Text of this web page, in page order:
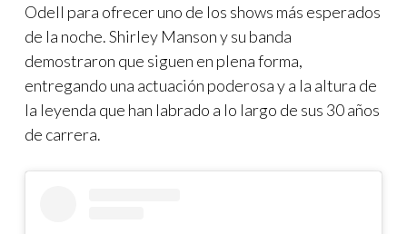
Odell para ofrecer uno de los shows más esperados
de la noche. Shirley Manson y su banda
demostraron que siguen en plena forma,
entregando una actuación poderosa y a la altura de
la leyenda que han labrado a lo largo de sus 30 años
de carrera.